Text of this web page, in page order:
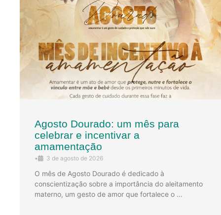
Agosto Dourado: um mês para
celebrar e incentivar a
amamentação
• 3 de agosto de 2026
O mês de Agosto Dourado é dedicado à
conscientização sobre a importância do aleitamento
materno, um gesto de amor que fortalece o …